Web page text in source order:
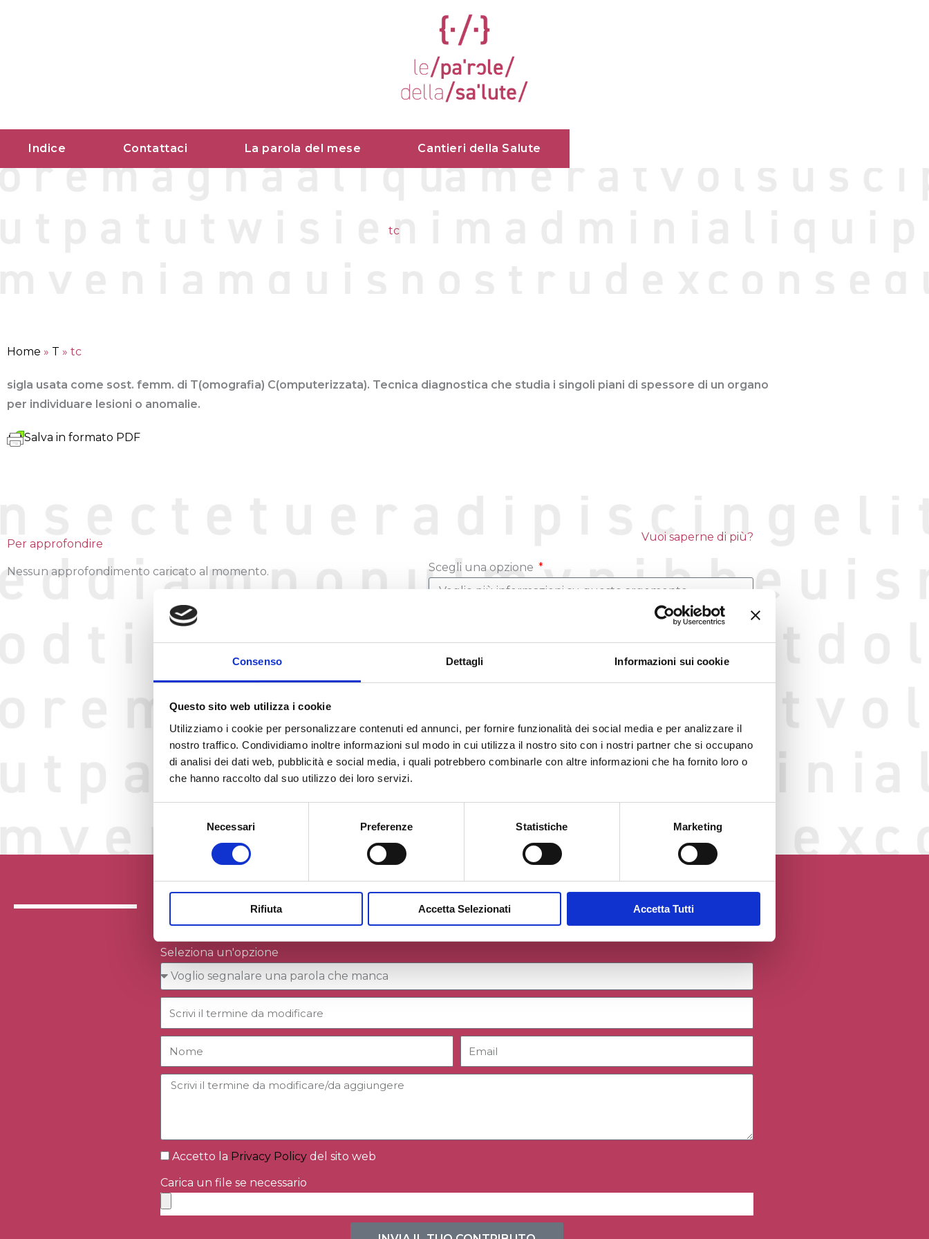
Consenso Dettagli Informazioni sui cookie
Questo sito web utilizza i cookie
Utilizziamo i cookie per personalizzare contenuti ed annunci, per fornire funzionalità dei social media e per analizzare il
nostro traffico. Condividiamo inoltre informazioni sul modo in cui utilizza il nostro sito con i nostri partner che si occupano
di analisi dei dati web, pubblicità e social media, i quali potrebbero combinarle con altre informazioni che ha fornito loro o
che hanno raccolto dal suo utilizzo dei loro servizi.
Necessari Preferenze Statistiche Marketing
Rifiuta Accetta Selezionati Accetta Tutti
Indice Contattaci La parola del mese Cantieri della Salute
tc
Home » T » tc
sigla usata come sost. femm. di T(omografia) C(omputerizzata). Tecnica diagnostica che studia i singoli piani di spessore di un organo
per individuare lesioni o anomalie.
Salva in formato PDF
Per approfondire
Nessun approfondimento caricato al momento.
Vuoi saperne di più?
Scegli una opzione
INVIA MESSAGGIO
Seleziona un'opzione
Accetto la Privacy Policy del sito web
Carica un file se necessario